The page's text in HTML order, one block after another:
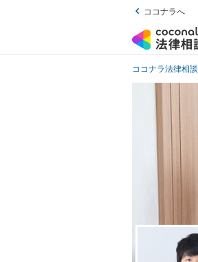
ココナラへ
ココナラ法律相談